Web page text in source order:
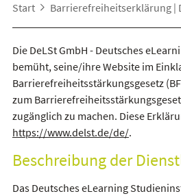
Start
Barrierefreiheitserklärung |
Die DeLSt GmbH - Deutsches
bemüht, seine/ihre Website im
Barrierefreiheitsstärkungsgesetz
zum
zugänglich zu machen. Diese
https://www.delst.de/de/.
Beschreibung der
Das Deutsches eLearning